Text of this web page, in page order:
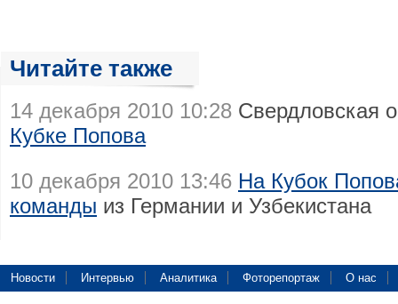
Читайте также
14 декабря 2010 10:28 Свердловская
Кубке Попова
10 декабря 2010 13:46 На Кубок
команды из Германии и Узбекистана
Новости Интервью Аналитика Фоторепортаж О нас